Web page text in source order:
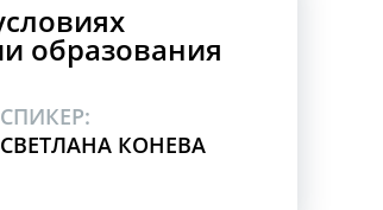
образования
СПИКЕР:
СВЕТЛАНА КОНЕВА